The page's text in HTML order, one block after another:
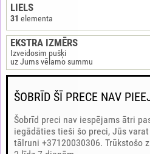
LIELS
31 elementa
EKSTRA IZMĒRS
Izveidosim pušķi
uz Jums vēlamo summu
ŠOBRĪD ŠĪ PRECE NAV
Šobrīd preci nav iespējams ātri
iegādāties tieši šo preci, Jūs
tālruni +37120030306. Trūkstošo